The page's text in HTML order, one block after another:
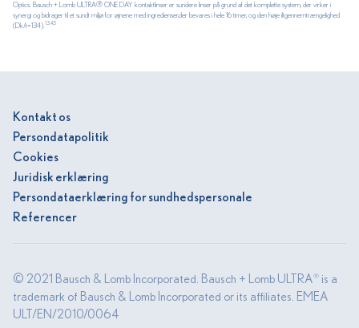
Optics. Bausch + Lomb ULTRA® ONE DAY kontaktlinser er sundere linser på grund af det komplette system, der virker i
synergi og bidrager til et sundt miljø for øjnene med ingredienser,der bevares i hele 16 timer, og den høje iltgennemtrængelighed
(Dk/t=134). 1,3,4,5
Kontakt os
Persondatapolitik
Cookies
Juridisk erklæring
Persondataerklæring for sundhedspersonale
Referencer
© 2021 Bausch & Lomb Incorporated. Bausch + Lomb ULTRA® is a
trademark of Bausch & Lomb Incorporated or its affiliates. EMEA
ULT/EN/2010/0064